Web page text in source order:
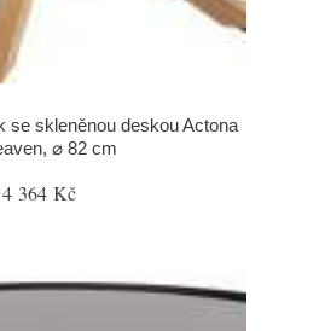
se skleněnou deskou Actona
⌀ 82 cm
4 364 Kč